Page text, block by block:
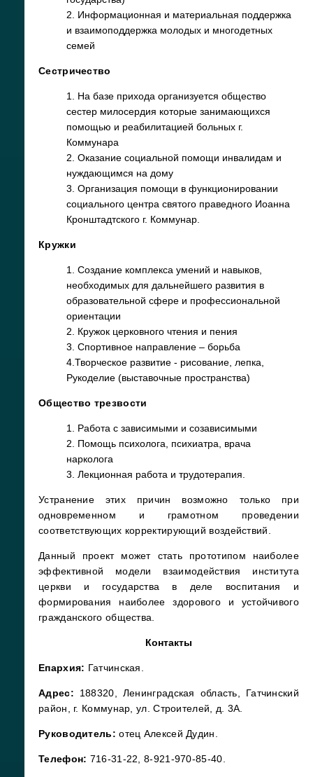
2. Информационная и материальная поддержка
и взаимоподдержка молодых и многодетных
семей
Сестричество
1. На базе прихода организуется общество
сестер милосердия которые занимающихся
помощью и реабилитацией больных г.
Коммунара
2. Оказание социальной помощи инвалидам и
нуждающимся на дому
3. Организация помощи в функционировании
социального центра святого праведного Иоанна
Кронштадтского г. Коммунар.
Кружки
1. Создание комплекса умений и навыков,
необходимых для дальнейшего развития в
образовательной сфере и профессиональной
ориентации
2. Кружок церковного чтения и пения
3. Спортивное направление – борьба
4.Творческое развитие - рисование, лепка,
Рукоделие (выставочные пространства)
Общество трезвости
1. Работа с зависимыми и созависимыми
2. Помощь психолога, психиатра, врача
нарколога
3. Лекционная работа и трудотерапия.
Устранение этих причин возможно только при
одновременном и грамотном проведении
соответствующих корректирующий воздействий.
Данный проект может стать прототипом наиболее
эффективной модели взаимодействия института
церкви и государства в деле воспитания и
формирования наиболее здорового и устойчивого
гражданского общества.
Контакты
Епархия: Гатчинская.
Адрес: 188320, Ленинградская область, Гатчинский
район, г. Коммунар, ул. Строителей, д. 3A.
Руководитель: отец Алексей Дудин.
Телефон: 716-31-22, 8-921-970-85-40.